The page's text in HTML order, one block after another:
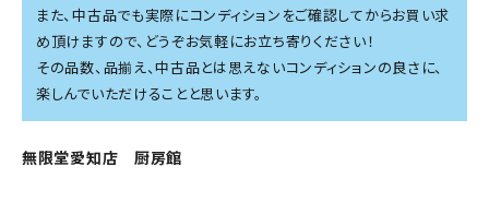
また、中古品でも実際にコンディションをご確認してからお買い求
め頂けますので、どうぞお気軽にお立ち寄りください！
その品数、品揃え、中古品とは思えないコンディションの良さに、
楽しんでいただけることと思います。
無限堂愛知店 厨房館